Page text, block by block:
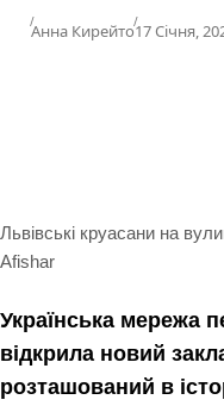
Анна КирейтоPublished
17 Січня,
Львівські круасани на
Afishar
Українська мережа
відкрила новий
розташований в